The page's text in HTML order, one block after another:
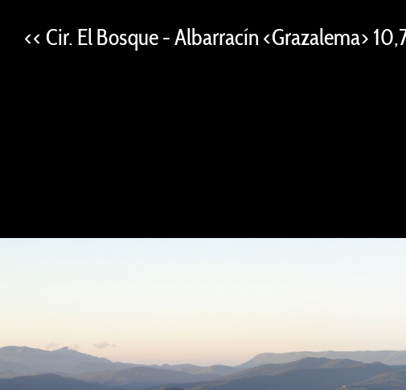
<< Cir. El Bosque - Albarracín <Grazalema>